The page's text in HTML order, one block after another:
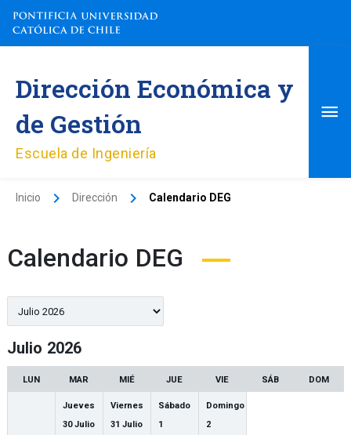
contenido
Dirección Económica y
de Gestión
Escuela de Ingeniería
Inicio Dirección Calendario DEG
Calendario DEG
Selección
de
Julio 2026
LUN MAR MIÉ JUE VIE SÁB DOM
Jueves
30 Julio
Viernes
31 Julio
Sábado
1
Domingo
2